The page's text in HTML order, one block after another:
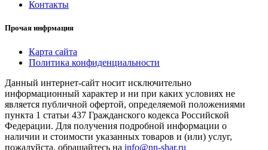
Контакты
Прочая инфрмация
Карта сайта
Политика конфиденциальности
Данный интернет-сайт носит исключительно
информационный характер и ни при каких условиях не
является публичной офертой, определяемой положениями
пункта 1 статьи 437 Гражданского кодекса Российской
Федерации. Для получения подробной информации о
наличии и стоимости указанных товаров и (или) услуг,
пожалуйста, обращайтесь на info@nn-shar.ru